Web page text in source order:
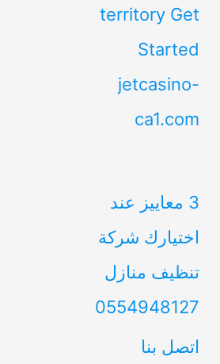
territory Get
Started
jetcasino-
ca1.com
3 معاييز عند
اختيارك شركة
تنظيف منازل
0554948127
اتصل بنا